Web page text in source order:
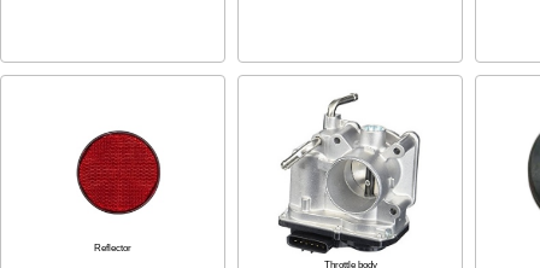
Reflector
Throttle body